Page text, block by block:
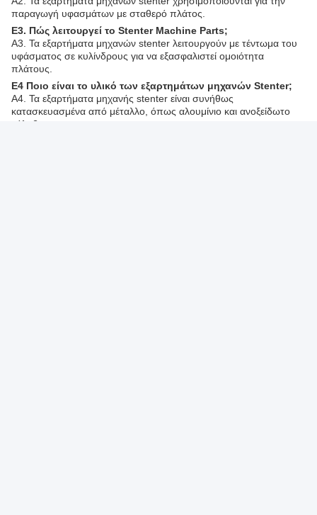
εξαρτήματα θα συσκευάζονται σε ένα κατάλληλο κουτί με
πρόσθετο μαλακωτικό υλικό για την αποφυγή ζημιώνΟ κατάλογος
συσκευασίας θα συνοδεύεται από το πακέτο για να εξασφαλιστεί
ότι όλα τα μέρη έχουν καταγραφεί.
Τα εξαρτήματα της μηχανής stenter θα αποσταλούν μέσω ενός
αξιόπιστου ταχυμεταφορέα.Αλλά τα πακέτα θα παραδοθούν
συνήθως μέσα σε 2-10 ημέρες..
Γενικά ερωτήματα:
Ε. Ποιο είναι το εμπορικό σήμα των εξαρτημάτων μηχανών